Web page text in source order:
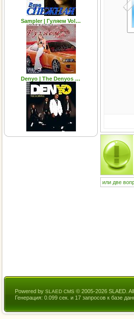
Sampler | Гуляем Vol…
Denyo | The Denyos …
или две
Powered by SLAED CMS © 2005-2026 SLAED.
Генерация: 0.099 сек. и 17 запросов к базе